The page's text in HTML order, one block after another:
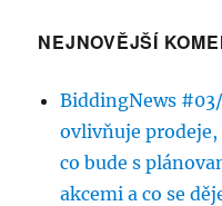
NEJNOVĚJŠÍ
BiddingNews
ovlivňuje prodeje,
co bude s
akcemi a co se